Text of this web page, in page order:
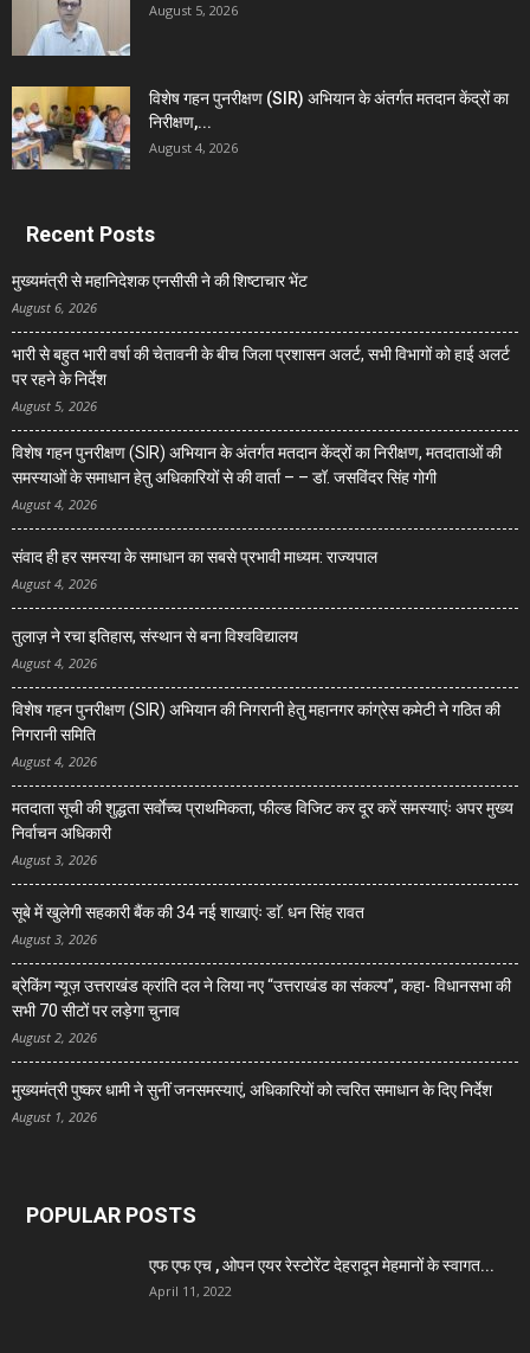
August 5, 2026
विशेष गहन पुनरीक्षण (SIR) अभियान के अंतर्गत मतदान केंद्रों का
निरीक्षण,...
August 4, 2026
Recent Posts
मुख्यमंत्री से महानिदेशक एनसीसी ने की शिष्टाचार भेंट
August 6, 2026
भारी से बहुत भारी वर्षा की चेतावनी के बीच जिला प्रशासन अलर्ट, सभी विभागों को हाई अलर्ट
पर रहने के निर्देश
August 5, 2026
विशेष गहन पुनरीक्षण (SIR) अभियान के अंतर्गत मतदान केंद्रों का निरीक्षण, मतदाताओं की
समस्याओं के समाधान हेतु अधिकारियों से की वार्ता – – डॉ. जसविंदर सिंह गोगी
August 4, 2026
संवाद ही हर समस्या के समाधान का सबसे प्रभावी माध्यम: राज्यपाल
August 4, 2026
तुलाज़ ने रचा इतिहास, संस्थान से बना विश्वविद्यालय
August 4, 2026
विशेष गहन पुनरीक्षण (SIR) अभियान की निगरानी हेतु महानगर कांग्रेस कमेटी ने गठित की
निगरानी समिति
August 4, 2026
मतदाता सूची की शुद्धता सर्वाेच्च प्राथमिकता, फील्ड विजिट कर दूर करें समस्याएंः अपर मुख्य
निर्वाचन अधिकारी
August 3, 2026
सूबे में खुलेगी सहकारी बैंक की 34 नई शाखाएंः डाॅ. धन सिंह रावत
August 3, 2026
ब्रेकिंग न्यूज़ उत्तराखंड क्रांति दल ने लिया नए “उत्तराखंड का संकल्प”, कहा- विधानसभा की
सभी 70 सीटों पर लड़ेगा चुनाव
August 2, 2026
मुख्यमंत्री पुष्कर धामी ने सुनीं जनसमस्याएं, अधिकारियों को त्वरित समाधान के दिए निर्देश
August 1, 2026
POPULAR POSTS
एफ एफ एच , ओपन एयर रेस्टोरेंट देहरादून मेहमानों के स्वागत...
April 11, 2022